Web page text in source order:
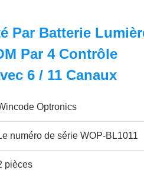
Par Batterie
Par 4 Contrôle
6 / 11 Canaux
Optronics
numéro de série WOP-BL1011
pièces